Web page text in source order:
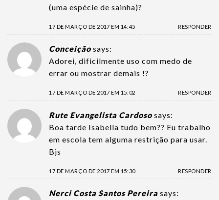
(uma espécie de sainha)?
17 DE MARÇO DE 2017 EM 14:45 RESPONDER
Conceição says:
Adorei, dificilmente uso com medo de
errar ou mostrar demais !?
17 DE MARÇO DE 2017 EM 15:02 RESPONDER
Rute Evangelista Cardoso says:
Boa tarde Isabella tudo bem?? Eu trabalho
em escola tem alguma restrição para usar.
Bjs
17 DE MARÇO DE 2017 EM 15:30 RESPONDER
Nerci Costa Santos Pereira says: